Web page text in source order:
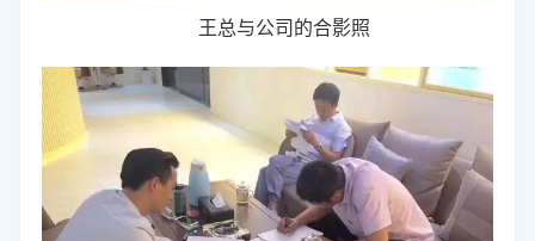
王总与公司的合影照